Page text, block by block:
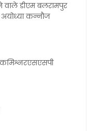
वाले डीएम बलरामपुर
अयोध्या कन्नौज